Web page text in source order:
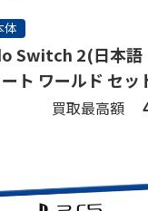
体
Switch 2(日本語
ト ワールド セッ
買取最高額